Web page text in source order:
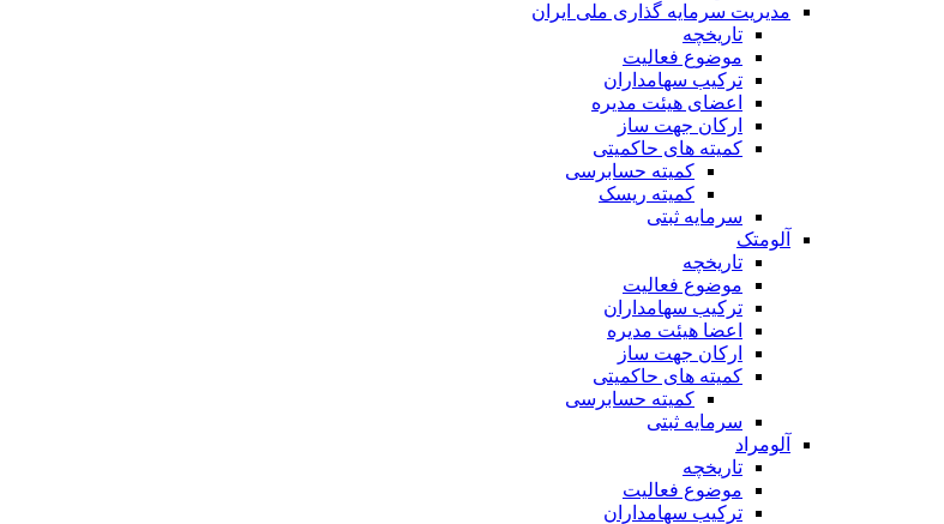
مدیریت سرمایه گذاری ملی ایران
تاریخچه
موضوع فعالیت
ترکیب سهامداران
اعضای هیئت مدیره
ارکان جهت ساز
کمیته های حاکمیتی
کمیته حسابرسی
کمیته ریسک
سرمایه ثبتی
آلومتک
تاریخچه
موضوع فعالیت
ترکیب سهامداران
اعضا هیئت مدیره
ارکان جهت ساز
کمیته های حاکمیتی
کمیته حسابرسی
سرمایه ثبتی
آلومراد
تاریخچه
موضوع فعالیت
ترکیب سهامداران